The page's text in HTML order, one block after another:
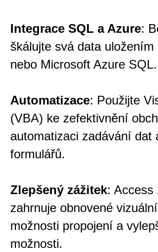
Integrace SQL a Azure:
škálujte svá data
nebo Microsoft Azure SQL.
Automatizace: Použijte
(VBA) ke zefektivnění
automatizaci zadávání dat
formulářů.
Zlepšený zážitek: Access
zahrnuje obnovené
možnosti propojení a
možnosti.